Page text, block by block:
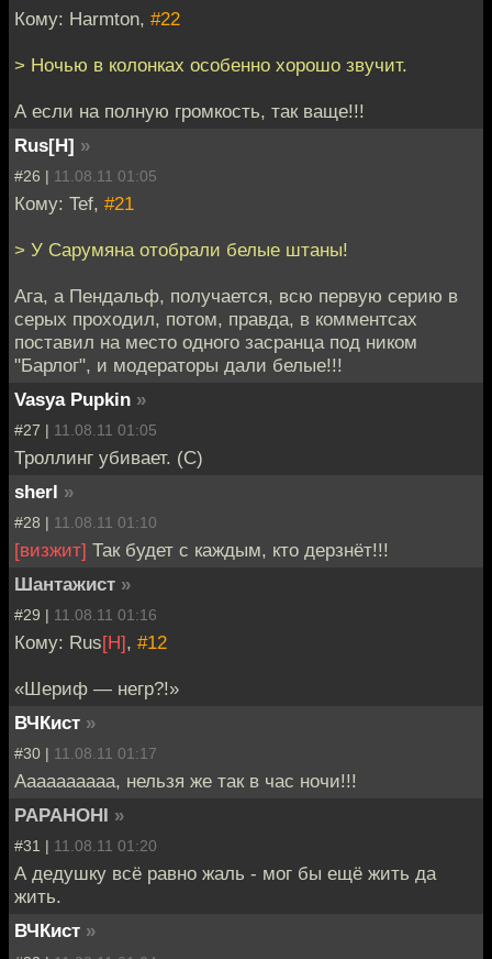
Кому: Harmton, #22
> Ночью в колонках особенно хорошо звучит.
А если на полную громкость, так ваще!!!
Rus[H] »
#26 | 11.08.11 01:05
Кому: Tef, #21
> У Сарумяна отобрали белые штаны!
Ага, а Пендальф, получается, всю первую серию в
серых проходил, потом, правда, в комментсах
поставил на место одного засранца под ником
"Барлог", и модераторы дали белые!!!
Vasya Pupkin »
#27 | 11.08.11 01:05
Троллинг убивает. (С)
sherl »
#28 | 11.08.11 01:10
[визжит] Так будет с каждым, кто дерзнёт!!!
Шантажист »
#29 | 11.08.11 01:16
Кому: Rus[H], #12
«Шериф — негр?!»
ВЧКист »
#30 | 11.08.11 01:17
Аааааааааа, нельзя же так в час ночи!!!
PAPAHOHI »
#31 | 11.08.11 01:20
А дедушку всё равно жаль - мог бы ещё жить да
жить.
ВЧКист »